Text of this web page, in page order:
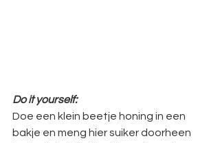
Do it yourself:
Doe een klein beetje honing in een
bakje en meng hier suiker doorheen